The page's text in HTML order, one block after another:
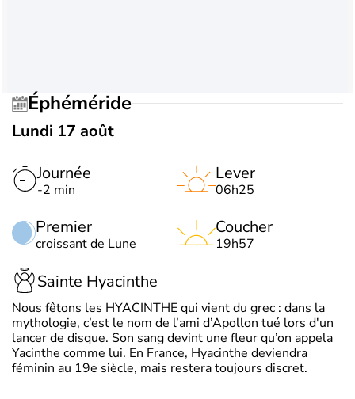
Éphéméride
Lundi 17 août
Journée
-2 min
Premier
croissant de Lune
Lever
06h25
Coucher
19h57
Sainte Hyacinthe
Nous fêtons les HYACINTHE qui vient du grec : dans la
mythologie, c’est le nom de l’ami d’Apollon tué lors d'un
lancer de disque. Son sang devint une fleur qu’on appela
Yacinthe comme lui. En France, Hyacinthe deviendra
féminin au 19e siècle, mais restera toujours discret.